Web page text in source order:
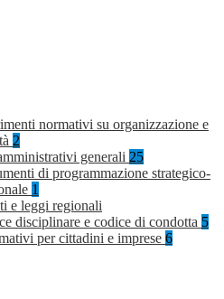
normativi su organizzazione e
2
generali 25
di programmazione strategico-
1
e leggi regionali
disciplinare e codice di condotta 5
per cittadini e imprese 6